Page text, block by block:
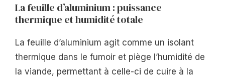
La feuille d’aluminium : puissance
thermique et humidité totale
La feuille d’aluminium agit comme un isolant
thermique dans le fumoir et piège l’humidité de
la viande, permettant à celle-ci de cuire à la